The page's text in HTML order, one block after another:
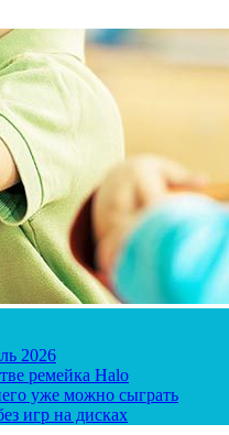
2026
ремейка Halo
уже можно сыграть
игр на дисках